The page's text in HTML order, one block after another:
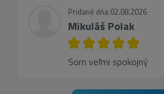
Pridané dňa 02.08.2026
Mikuláš Polak
Som veľmi spokojný